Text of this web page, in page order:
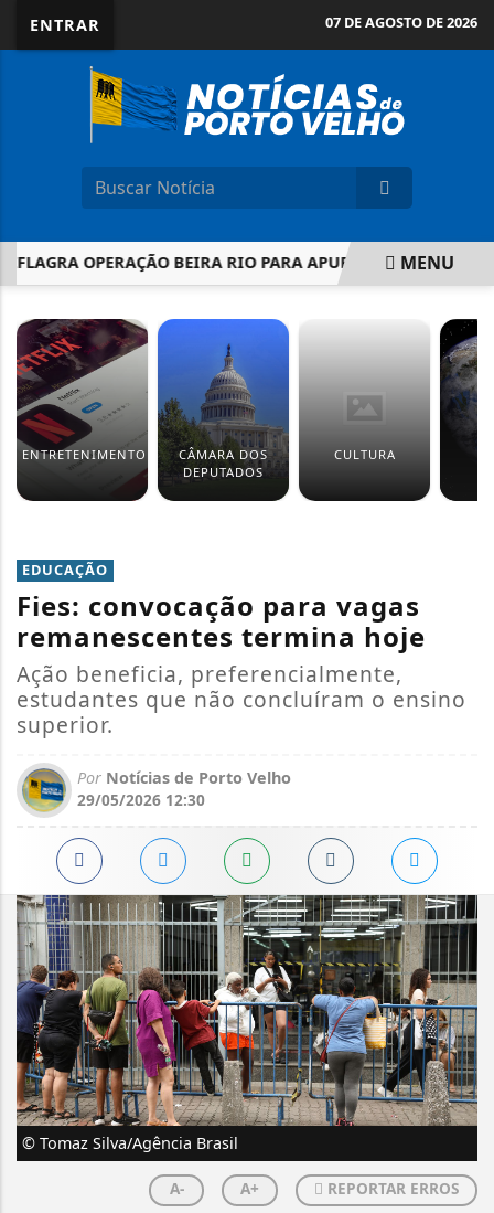
ENTRAR 07 DE AGOSTO DE 2026
OPERAÇÃO BEIRA RIO PARA APURAR ROUBO ARMADO
MENU
ENTRETENIMENTO
CÂMARA DOS
DEPUTADOS
CULTURA
EDUCAÇÃO
Fies: convocação para vagas
remanescentes termina hoje
Ação beneficia, preferencialmente,
estudantes que não concluíram o ensino
superior.
Por Notícias de Porto Velho
29/05/2026 12:30
© Tomaz Silva/Agência Brasil
A- A+ REPORTAR ERROS